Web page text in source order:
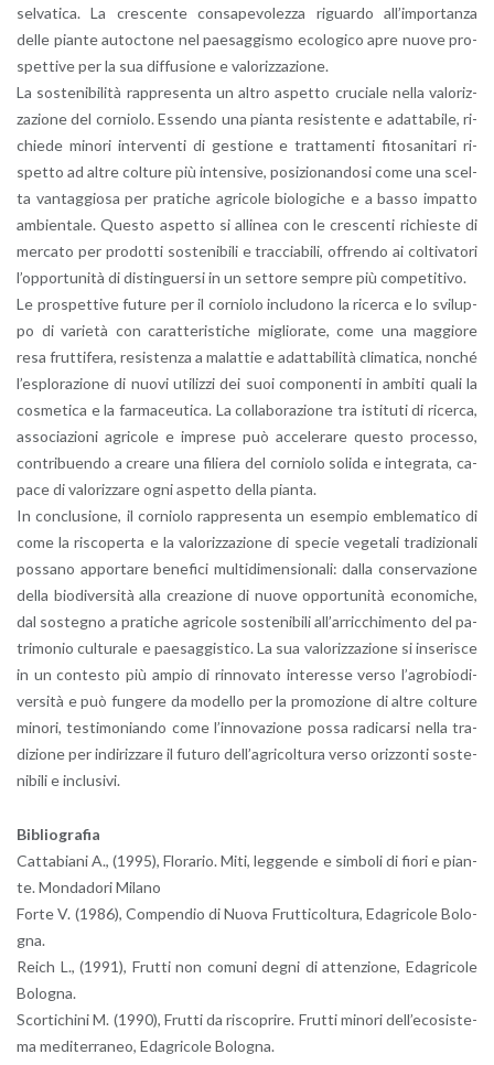
sel­va­ti­ca. La cre­scen­te con­sa­pe­vo­lez­za ri­guar­do al­l’im­por­tan­za
delle pian­te au­toc­to­ne nel pae­sag­gi­smo eco­lo­gi­co apre nuove pro­
spet­ti­ve per la sua dif­fu­sio­ne e va­lo­riz­za­zio­ne.
La so­ste­ni­bi­li­tà rap­pre­sen­ta un altro aspet­to cru­cia­le nella va­lo­riz­
za­zio­ne del cor­nio­lo. Es­sen­do una pian­ta re­si­sten­te e adat­ta­bi­le, ri­
chie­de mi­no­ri in­ter­ven­ti di ge­stio­ne e trat­ta­men­ti fi­to­sa­ni­ta­ri ri­
spet­to ad altre col­tu­re più in­ten­si­ve, po­si­zio­nan­do­si come una scel­
ta van­tag­gio­sa per pra­ti­che agri­co­le bio­lo­g­i­che e a basso im­pat­to
am­bien­ta­le. Que­sto aspet­to si al­li­nea con le cre­scen­ti ri­chie­ste di
mer­ca­to per pro­dot­ti so­ste­ni­bi­li e trac­cia­bi­li, of­fren­do ai col­ti­va­to­ri
l’op­por­tu­ni­tà di di­stin­guer­si in un set­to­re sem­pre più com­pe­ti­ti­vo.
Le pro­spet­ti­ve fu­tu­re per il cor­nio­lo in­clu­do­no la ri­cer­ca e lo svi­lup­
po di va­rie­tà con ca­rat­te­ri­sti­che mi­glio­ra­te, come una mag­gio­re
resa frut­ti­fe­ra, re­si­sten­za a ma­lat­tie e adat­ta­bi­li­tà cli­ma­ti­ca, non­ché
l’e­splo­ra­zio­ne di nuovi uti­liz­zi dei suoi com­po­nen­ti in am­bi­ti quali la
co­sme­ti­ca e la far­ma­ceu­ti­ca. La col­la­bo­ra­zio­ne tra isti­tu­ti di ri­cer­ca,
as­so­cia­zio­ni agri­co­le e im­pre­se può ac­ce­le­ra­re que­sto pro­ces­so,
con­tri­buen­do a crea­re una fi­lie­ra del cor­nio­lo so­li­da e in­te­gra­ta, ca­
pa­ce di va­lo­riz­za­re ogni aspet­to della pian­ta.
In con­clu­sio­ne, il cor­nio­lo rap­pre­sen­ta un esem­pio em­ble­ma­ti­co di
come la ri­sco­per­ta e la va­lo­riz­za­zio­ne di spe­cie ve­ge­ta­li tra­di­zio­na­li
pos­sa­no ap­por­ta­re be­ne­fi­ci mul­ti­di­men­sio­na­li: dalla con­ser­va­zio­ne
della bio­di­v­er­si­tà alla crea­zio­ne di nuove op­por­tu­ni­tà eco­no­mi­che,
dal so­ste­gno a pra­ti­che agri­co­le so­ste­ni­bi­li al­l’ar­ric­chi­men­to del pa­
tri­mo­nio cul­tu­ra­le e pae­sag­gi­sti­co. La sua va­lo­riz­za­zio­ne si in­se­ri­sce
in un con­te­sto più ampio di rin­no­va­to in­te­res­se verso l’a­gro­bio­di­
ver­si­tà e può fun­ge­re da mo­del­lo per la pro­mo­zio­ne di altre col­tu­re
mi­no­ri, te­sti­mo­nian­do come l’in­no­va­zio­ne possa ra­di­car­si nella tra­
di­zio­ne per in­di­riz­za­re il fu­tu­ro del­l’a­gri­col­tu­ra verso oriz­zon­ti so­ste­
ni­bi­li e in­clu­si­vi.
Bi­blio­gra­fia
Cat­ta­bia­ni A., (1995), Flo­ra­rio. Miti, leg­gen­de e sim­bo­li di fiori e pian­
te. Mon­da­do­ri Mi­la­no
Forte V. (1986), Com­pen­dio di Nuova Frut­ti­col­tu­ra, Eda­gri­co­le Bo­lo­
gna.
Reich L., (1991), Frut­ti non co­mu­ni degni di at­ten­zio­ne, Eda­gri­co­le
Bo­lo­gna.
Scor­ti­chi­ni M. (1990), Frut­ti da ri­sco­pri­re. Frut­ti mi­no­ri del­l’e­co­si­ste­
ma me­di­ter­ra­neo, Eda­gri­co­le Bo­lo­gna.